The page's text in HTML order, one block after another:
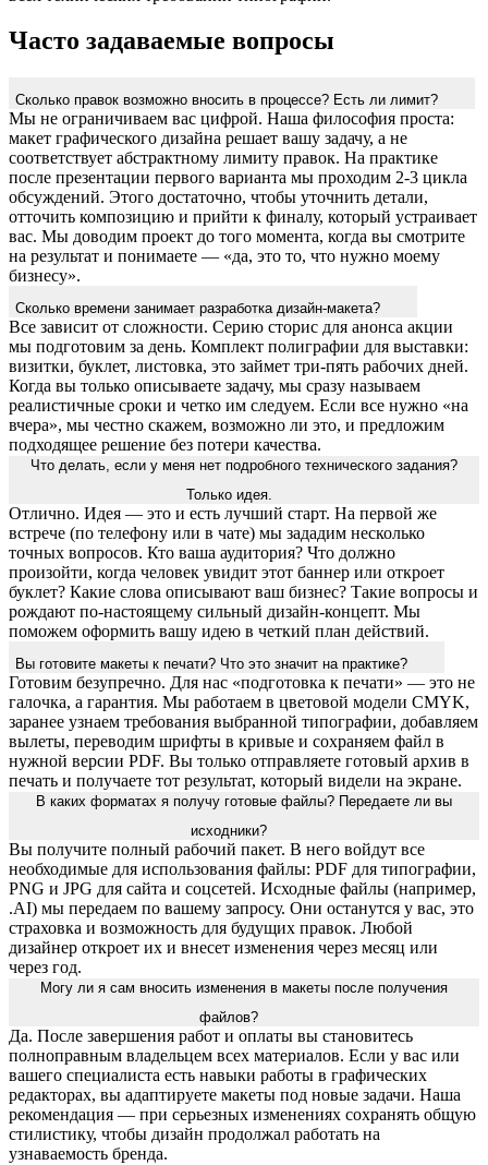
Часто задаваемые вопросы
Сколько правок возможно вносить в процессе? Есть ли лимит?
Мы не ограничиваем вас цифрой. Наша философия проста:
макет графического дизайна решает вашу задачу, а не
соответствует абстрактному лимиту правок. На практике
после презентации первого варианта мы проходим 2-3 цикла
обсуждений. Этого достаточно, чтобы уточнить детали,
отточить композицию и прийти к финалу, который устраивает
вас. Мы доводим проект до того момента, когда вы смотрите
на результат и понимаете — «да, это то, что нужно моему
бизнесу».
Сколько времени занимает разработка дизайн-макета?
Все зависит от сложности. Серию сторис для анонса акции
мы подготовим за день. Комплект полиграфии для выставки:
визитки, буклет, листовка, это займет три-пять рабочих дней.
Когда вы только описываете задачу, мы сразу называем
реалистичные сроки и четко им следуем. Если все нужно «на
вчера», мы честно скажем, возможно ли это, и предложим
подходящее решение без потери качества.
Что делать, если у меня нет подробного технического задания?
Только идея.
Отлично. Идея — это и есть лучший старт. На первой же
встрече (по телефону или в чате) мы зададим несколько
точных вопросов. Кто ваша аудитория? Что должно
произойти, когда человек увидит этот баннер или откроет
буклет? Какие слова описывают ваш бизнес? Такие вопросы и
рождают по-настоящему сильный дизайн-концепт. Мы
поможем оформить вашу идею в четкий план действий.
Вы готовите макеты к печати? Что это значит на практике?
Готовим безупречно. Для нас «подготовка к печати» — это не
галочка, а гарантия. Мы работаем в цветовой модели CMYK,
заранее узнаем требования выбранной типографии, добавляем
вылеты, переводим шрифты в кривые и сохраняем файл в
нужной версии PDF. Вы только отправляете готовый архив в
печать и получаете тот результат, который видели на экране.
В каких форматах я получу готовые файлы? Передаете ли вы
исходники?
Вы получите полный рабочий пакет. В него войдут все
необходимые для использования файлы: PDF для типографии,
PNG и JPG для сайта и соцсетей. Исходные файлы (например,
.AI) мы передаем по вашему запросу. Они останутся у вас, это
страховка и возможность для будущих правок. Любой
дизайнер откроет их и внесет изменения через месяц или
через год.
Могу ли я сам вносить изменения в макеты после получения
файлов?
Да. После завершения работ и оплаты вы становитесь
полноправным владельцем всех материалов. Если у вас или
вашего специалиста есть навыки работы в графических
редакторах, вы адаптируете макеты под новые задачи. Наша
рекомендация — при серьезных изменениях сохранять общую
стилистику, чтобы дизайн продолжал работать на
узнаваемость бренда.